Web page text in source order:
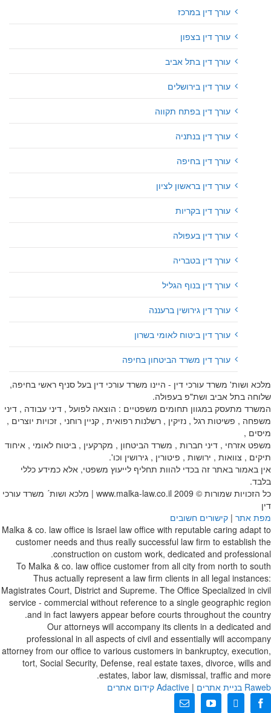
עורך דין במרכז
עורך דין בצפון
עורך דין בתל אביב
עורך דין בירושלים
עורך דין בפתח תקווה
עורך דין בנתניה
עורך דין בחיפה
עורך דין בראשון לציון
עורך דין בקריות
עורך דין בעפולה
עורך דין בטבריה
עורך דין בנוף הגליל
עורך דין גירושין ברעננה
עורך דין ביטוח לאומי בשרון
עורך דין משרד הביטחון בחיפה
מלכא ושות' משרד עורכי דין - היינו משרד עורכי דין בעל סניף ראשי בחיפה,
שלוחה בתל אביב ושת"פ בעפולה.
המשרד מתעסק במגוון תחומים משפטיים : הוצאה לפועל , דיני עבודה , דיני
משפחה , פשיטות רגל , נזיקין , רשלנות רפואית , קניין רוחני , זכויות יוצרים ,
מיסים ,
משפט אזרחי , דיני חברות , משרד הביטחון , מקרקעין , ביטוח לאומי , איחוד
תיקים , צוואות , ירושות , פיטורין , גירושין וכו'.
אין באמור באתר זה בכדי להוות תחליף לייעוץ משפטי, אלא כמידע כללי
בלבד.
כל הזכויות שמורות © 2009
www.malka-law.co.il | מלכא ושות´ משרד עורכי
דין
מפת אתר | קישורים חשובים
Malka & co. law office is Israel law office with reputable caring adapt to
customer needs and thus really successful law firm to establish the
construction on custom work, dedicated and professional.
To Malka & co. law office customer from all city from north to south
Thus actually represent a law firm clients in all legal instances:
Magistrates Court, District and Supreme. The Office Specialized in civil
service - commercial without reference to a single geographic region
and in fact lawyers appear before courts throughout the country.
Our attorneys will accompany its clients in a dedicated and
professional in all aspects of civil and essentially will accompany
attorney from our office to various customers in bankruptcy, execution,
tort, Social Security, Defense, real estate taxes, divorce, wills and
estates, labor law, dismissal, traffic and more.
Raweb בניית אתרים |
Adactive קידום אתרים
Facebook
X
YouTubeכתובת